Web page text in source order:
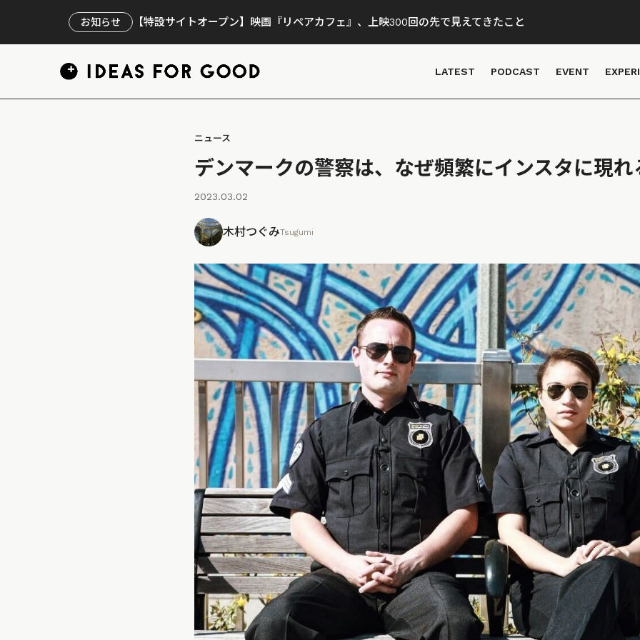
お知らせ 【特設サイトオープン】映画『リペアカフェ』、上映300回の先で見えてきたこと
LATEST PODCAST EVENT
ニュース
デンマークの警察は、なぜ頻繁にインスタに現れ
2023.03.02
木村つぐみTsugumi